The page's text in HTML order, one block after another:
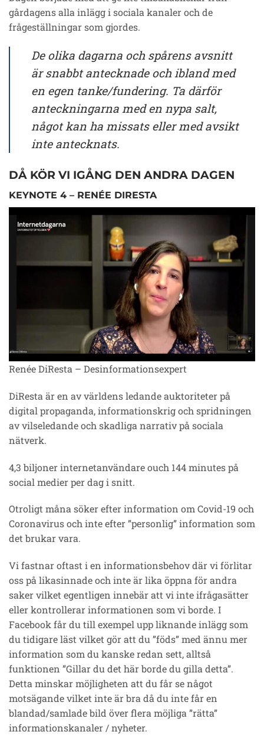
gårdagens alla inlägg i sociala kanaler och de
frågeställningar som gjordes.
De olika dagarna och spårens avsnitt
är snabbt antecknade och ibland med
en egen tanke/fundering. Ta därför
anteckningarna med en nypa salt,
något kan ha missats eller med avsikt
inte antecknats.
DÅ KÖR VI IGÅNG DEN ANDRA DAGEN
KEYNOTE 4 – RENÉE DIRESTA
Renée DiResta – Desinformationsexpert
DiResta är en av världens ledande auktoriteter på
digital propaganda, informationskrig och spridningen
av vilseledande och skadliga narrativ på sociala
nätverk.
4,3 biljoner internetanvändare ouch 144 minutes på
social medier per dag i snitt.
Otroligt måna söker efter information om Covid-19 och
Coronavirus och inte efter ”personlig” information som
det brukar vara.
Vi fastnar oftast i en informationsbehov där vi förlitar
oss på likasinnade och inte är lika öppna för andra
saker vilket egentligen innebär att vi inte ifrågasätter
eller kontrollerar informationen som vi borde. I
Facebook får du till exempel upp liknande inlägg som
du tidigare läst vilket gör att du ”föds” med ännu mer
information som du kanske redan sett, alltså
funktionen ”Gillar du det här borde du gilla detta”.
Detta minskar möjligheten att du får se något
motsägande vilket inte är bra då du inte får en
blandad/samlade bild över flera möjliga ”rätta”
informationskanaler / nyheter.